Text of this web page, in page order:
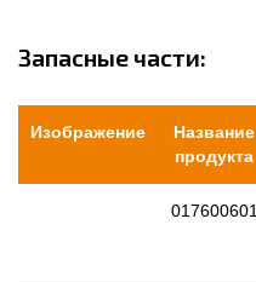
Запасные части:
Изображение
Название
продукта
017600601